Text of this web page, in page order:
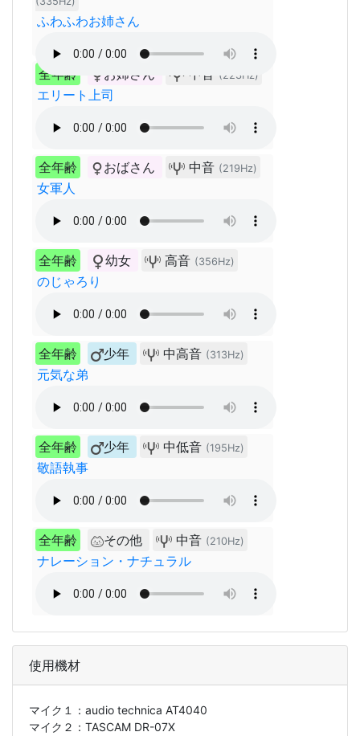
ふわふわお姉さん
全年齢 お姉さん 中音 (223Hz)
エリート上司
全年齢 おばさん 中音 (219Hz)
女軍人
全年齢 幼女 高音 (356Hz)
のじゃろり
全年齢 少年 中高音 (313Hz)
元気な弟
全年齢 少年 中低音 (195Hz)
敬語執事
全年齢 その他 中音 (210Hz)
ナレーション・ナチュラル
使用機材
マイク１： audio technica AT4040
マイク２： TASCAM DR-07X